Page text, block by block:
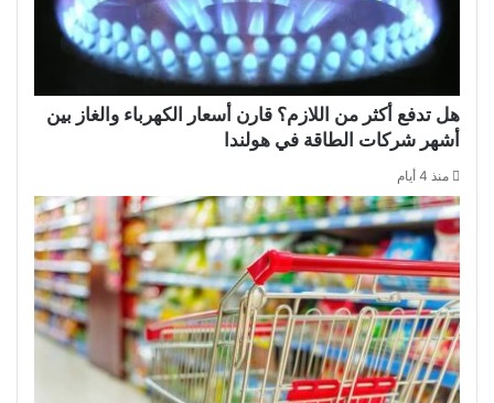
هل تدفع أكثر من اللازم؟ قارن أسعار الكهرباء والغاز بين
أشهر شركات الطاقة في هولندا
منذ 4 أيام